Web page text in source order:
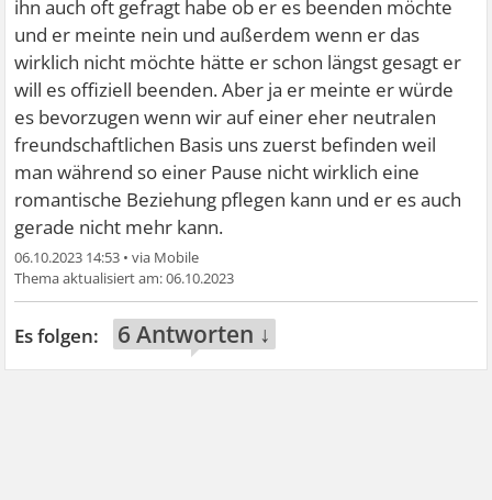
ihn auch oft gefragt habe ob er es beenden möchte
und er meinte nein und außerdem wenn er das
wirklich nicht möchte hätte er schon längst gesagt er
will es offiziell beenden. Aber ja er meinte er würde
es bevorzugen wenn wir auf einer eher neutralen
freundschaftlichen Basis uns zuerst befinden weil
man während so einer Pause nicht wirklich eine
romantische Beziehung pflegen kann und er es auch
gerade nicht mehr kann.
06.10.2023 14:53 •
06.10.2023
6 Antworten ↓